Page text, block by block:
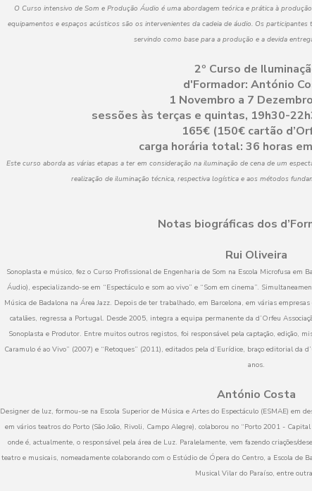
O Curso intensivo de Som e Produção Áudio é uma abordagem teórica e prática à
equipamentos e espaços acústicos são os intervenientes da cadeia de áudio. Os
servindo como base para a produção e a devida
2º Curso de
d'Formador: António
1 Novembro a 7
sessões às terças e quintas, 19h30-
165€ (150€ cartão
carga horária total: 36 horas
Este curso aborda as várias etapas a ter em consideração na iluminação de cena de um
realização de iluminação técnica, respectiva logística e aos métodos
Notas biográficas dos
Rui Oliveira
Sonoplasta e músico, fez o Curso Profissional de Engenharia de Som na Escola Microfusa em
Áudio), especializando-se em “Espectáculo e som ao vivo” e “Som em cinema”.
Música de Badalona na Área Jazz. Depois de ter trabalhado, em Barcelona, em várias
catalães, regressa a Portugal. Desde 2005, integra a equipa permanente da d’Orfeu
Sonoplasta e Produtor. Entre muitos outros registos, foi responsável pela captação, edição,
Caramulo é ao Vivo” (2007) e “Retoques” (2011), editados pela d’Eurídice, braço editorial da
anos.
António Costa
Designer de luz, formou-se na Escola Superior de Música e Artes do Espectáculo (ESMAE) em
em vários teatros do Porto (São João, Rivoli, Campo Alegre), colaborou no “Porto 2001 -
onde é, actualmente, o responsável pela área de Luz. Paralelamente, vem fazendo criações/
teatro e musicais, nomeadamente colaborando com o Estúdio de Ópera do Centro, a Escola de
Musical Vilar do Paraíso, entre